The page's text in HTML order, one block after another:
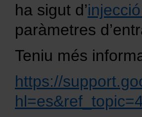
ha sigut d’
paràmetres
Teniu més
https://